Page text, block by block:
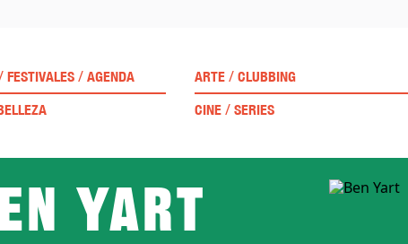
FESTIVALES / AGENDA ARTE / CLUBBING
CINE / SERIES
Yart